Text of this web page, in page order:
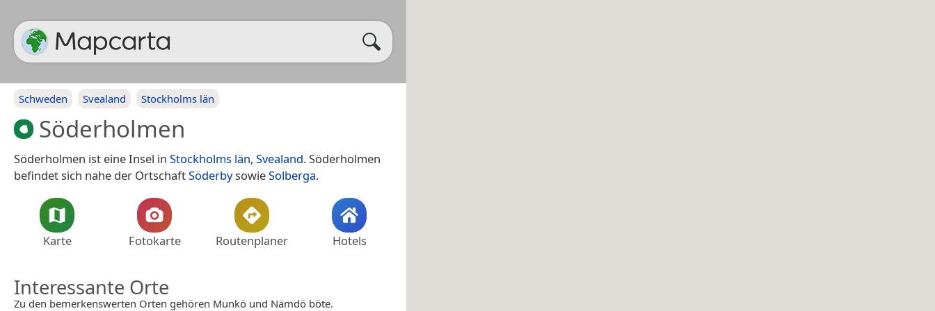
Schweden Svealand Stockholms län
Söderholmen
Söderholmen ist eine Insel in Stockholms län, Svealand. Söderholmen
befindet sich nahe der OrtschaftSöderbysowieSolberga.
Karte Fotokarte Routenplaner Hotels
Interessante Orte
Zu den bemerkenswerten Orten gehören Munkö und Nämdö böte.